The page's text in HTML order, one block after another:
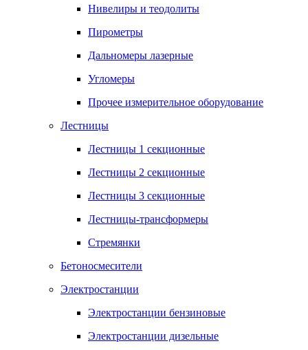
Нивелиры и теодолиты
Пирометры
Дальномеры лазерные
Угломеры
Прочее измерительное оборудование
Лестницы
Лестницы 1 секционные
Лестницы 2 секционные
Лестницы 3 секционные
Лестницы-трансформеры
Стремянки
Бетоносмесители
Электростанции
Электростанции бензиновые
Электростанции дизельные